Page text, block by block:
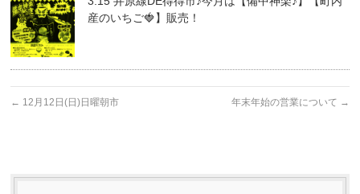
産のいちご🍓】販売！
← 12月12日(日)日曜朝市 年末年始の営業について →